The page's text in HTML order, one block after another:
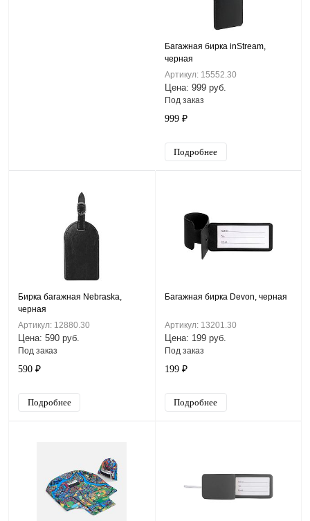
Багажная бирка inStream,
черная
Артикул: 15552.30
Цена: 999 руб.
Под заказ
999 ₽
Подробнее
Бирка багажная Nebraska,
черная
Артикул: 12880.30
Цена: 590 руб.
Под заказ
590 ₽
Подробнее
Багажная бирка Devon, черная
Артикул: 13201.30
Цена: 199 руб.
Под заказ
199 ₽
Подробнее